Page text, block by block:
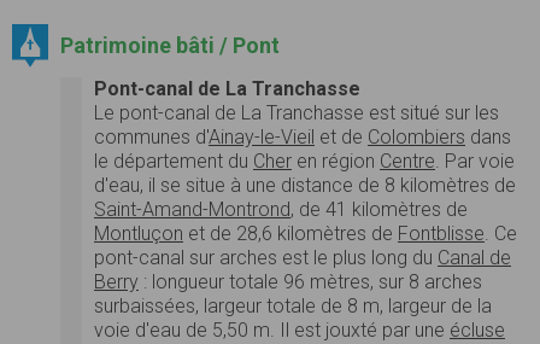
Patrimoine bâti / Pont
Pont-canal de La Tranchasse
Le pont-canal de La Tranchasse est situé sur les
communes d'Ainay-le-Vieil et de Colombiers dans
le département du Cher en région Centre. Par voie
d'eau, il se situe à une distance de 8 kilomètres de
Saint-Amand-Montrond, de 41 kilomètres de
Montluçon et de 28,6 kilomètres de Fontblisse. Ce
pont-canal sur arches est le plus long du Canal de
Berry : longueur totale 96 mètres, sur 8 arches
surbaissées, largeur totale de 8 m, largeur de la
voie d'eau de 5,50 m. Il est jouxté par une écluse